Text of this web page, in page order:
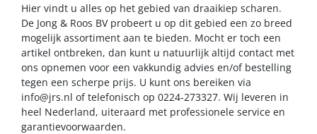
Hier vindt u alles op het gebied van draaikiep scharen.
De Jong & Roos BV probeert u op dit gebied een zo breed
mogelijk assortiment aan te bieden. Mocht er toch een
artikel ontbreken, dan kunt u natuurlijk altijd contact met
ons opnemen voor een vakkundig advies en/of bestelling
tegen een scherpe prijs. U kunt ons bereiken via
info@jrs.nl of telefonisch op 0224-273327. Wij leveren in
heel Nederland, uiteraard met professionele service en
garantievoorwaarden.